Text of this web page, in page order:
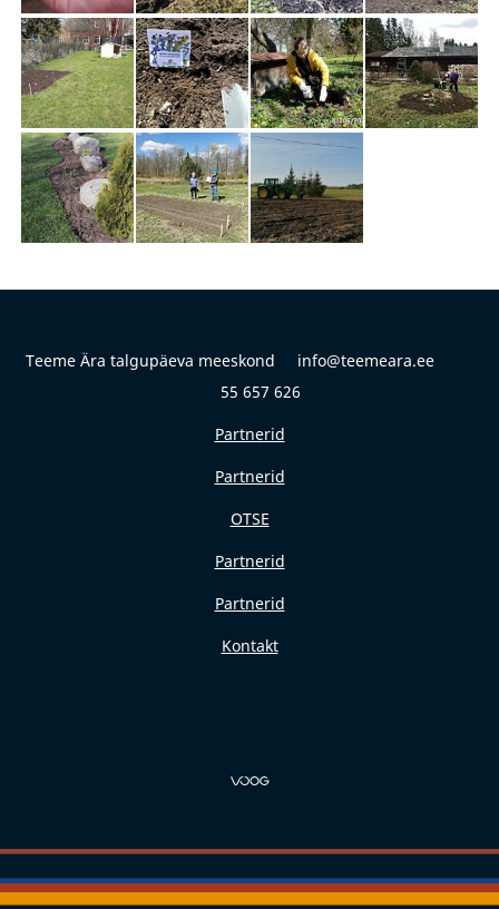
Teeme Ära talgupäeva meeskond info@teemeara.ee
55 657 626
Partnerid
Partnerid
OTSE
Partnerid
Partnerid
Kontakt